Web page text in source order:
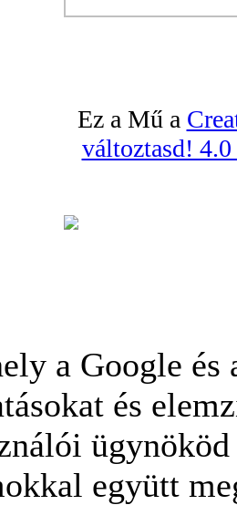
Ez a Mű a
változtasd!
a Google
és
együtt